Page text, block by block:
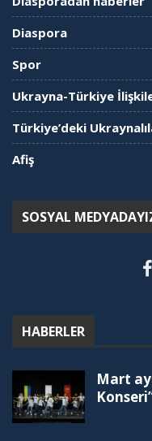
Diaspora
Spor
Ukrayna-Türkiye
Türkiye’deki
Afiş
SOSYAL
HABERLER
Mart